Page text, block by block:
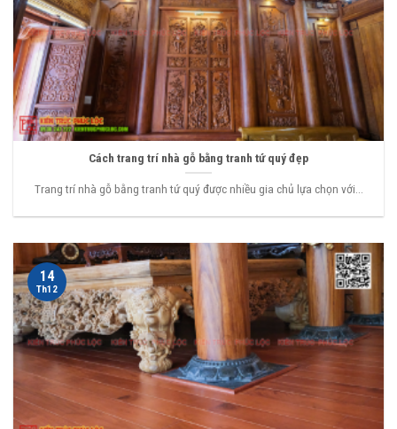
Cách trang trí nhà gỗ bằng tranh tứ quý đẹp
Trang trí nhà gỗ bằng tranh tứ quý được nhiều gia chủ lựa chọn với...
14
Th12